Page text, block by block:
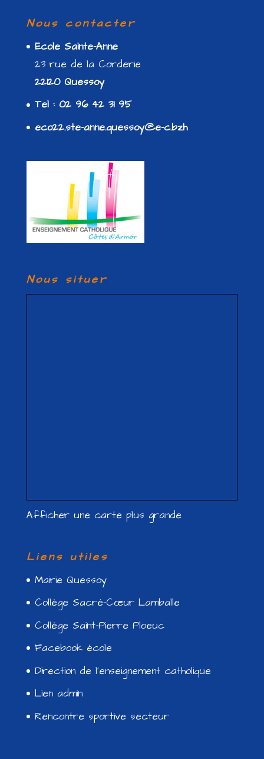
Nous contacter
Ecole Sainte-Anne
23 rue de la Corderie
22120 Quessoy
Tel : 02 96 42 31 95
eco22.ste-anne.quessoy@e-c.bzh
Nous situer
Afficher une carte plus grande
Liens utiles
Mairie Quessoy
Collège Sacré-Cœur Lamballe
Collège Saint-Pierre Ploeuc
Facebook école
Direction de l’enseignement catholique
Lien admin
Rencontre sportive secteur